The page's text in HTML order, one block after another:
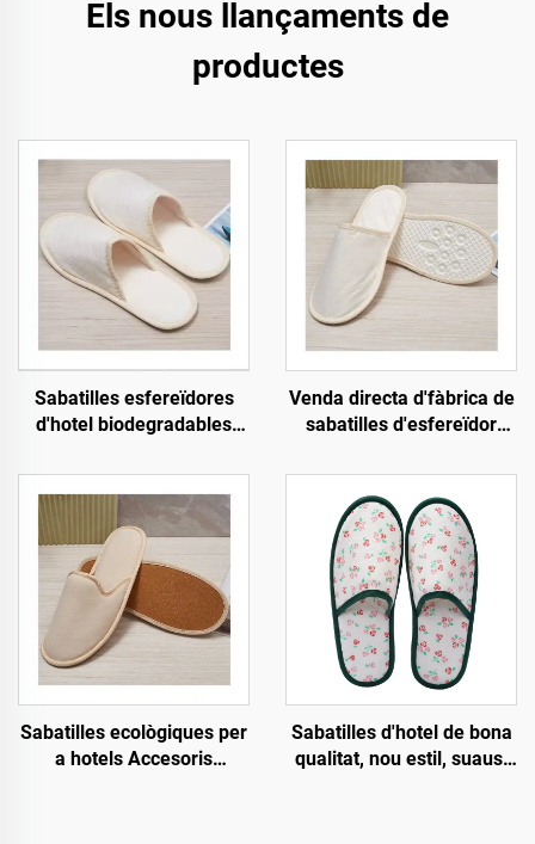
Els nous llançaments de
productes
Sabatilles esfereïdores
d'hotel biodegradables
xinesa amb sola de pasta i
punta tancada, sabatilles
desechables per a
companyies aèries
Venda directa d'fàbrica de
sabatilles d'esfereïdor
ecològiques, amb logotip
personalitzat, sabatilles
d'hotel desechables
Sabatilles ecològiques per
a hotels Accesoris
Sabatilles d'hotel de bona
qualitat, nou estil, suaus,